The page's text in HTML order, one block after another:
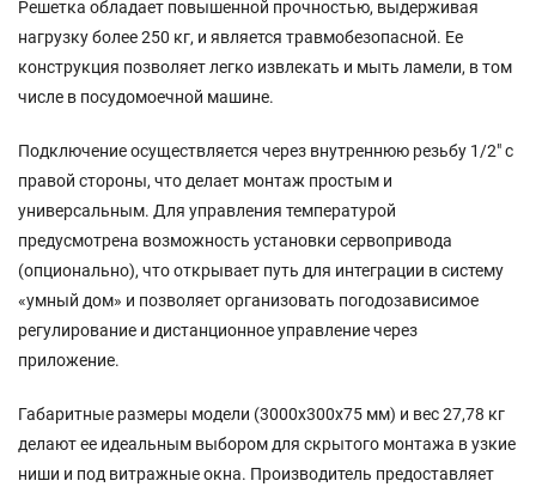
Решетка обладает повышенной прочностью, выдерживая
нагрузку более 250 кг, и является травмобезопасной. Ее
конструкция позволяет легко извлекать и мыть ламели, в том
числе в посудомоечной машине.
Подключение осуществляется через внутреннюю резьбу 1/2″ с
правой стороны, что делает монтаж простым и
универсальным. Для управления температурой
предусмотрена возможность установки сервопривода
(опционально), что открывает путь для интеграции в систему
«умный дом» и позволяет организовать погодозависимое
регулирование и дистанционное управление через
приложение.
Габаритные размеры модели (3000x300x75 мм) и вес 27,78 кг
делают ее идеальным выбором для скрытого монтажа в узкие
ниши и под витражные окна. Производитель предоставляет